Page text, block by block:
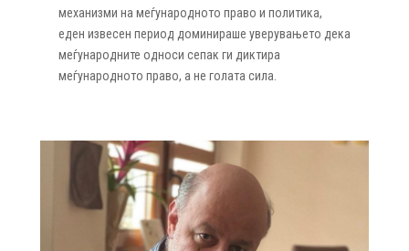
механизми на меѓународното право и политика,
еден извесен период доминираше уверувањето дека
меѓународните односи сепак ги диктира
меѓународното право, а не голата сила.